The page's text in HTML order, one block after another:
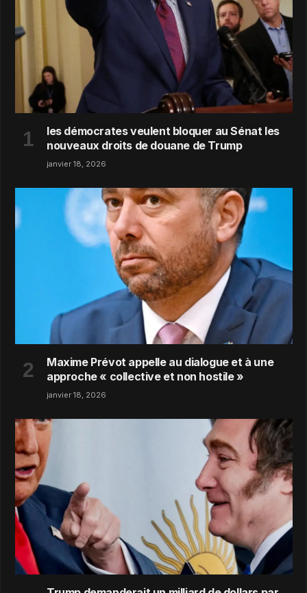
les démocrates veulent bloquer au Sénat les
nouveaux droits de douane de Trump
janvier 18, 2026
Maxime Prévot appelle au dialogue et à une
approche « collective et non hostile »
janvier 18, 2026